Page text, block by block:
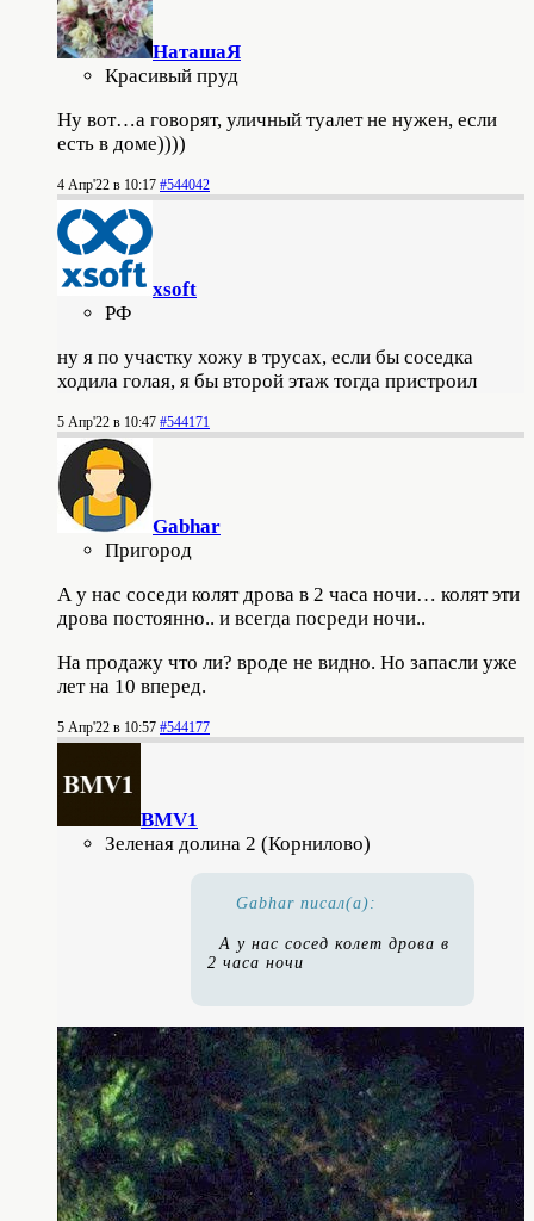
НаташаЯ
Красивый пруд
Ну вот…а говорят, уличный туалет не нужен, если
есть в доме))))
4 Апр'22 в 10:17 #544042
xsoft
РФ
ну я по участку хожу в трусах, если бы соседка
ходила голая, я бы второй этаж тогда пристроил
5 Апр'22 в 10:47 #544171
Gabhar
Пригород
А у нас соседи колят дрова в 2 часа ночи… колят эти
дрова постоянно.. и всегда посреди ночи..
На продажу что ли? вроде не видно. Но запасли уже
лет на 10 вперед.
5 Апр'22 в 10:57 #544177
BMV1
Зеленая долина 2 (Корнилово)
Gabhar писал(а):
А у нас сосед колет дрова в
2 часа ночи